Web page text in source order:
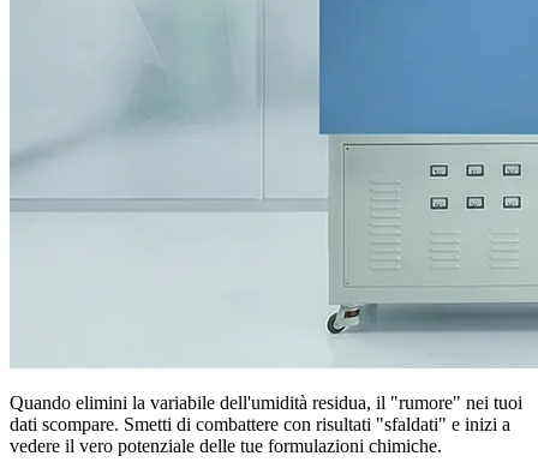
Quando elimini la variabile dell'umidità residua, il "rumore" nei tuoi
dati scompare. Smetti di combattere con risultati "sfaldati" e inizi a
vedere il vero potenziale delle tue formulazioni chimiche.